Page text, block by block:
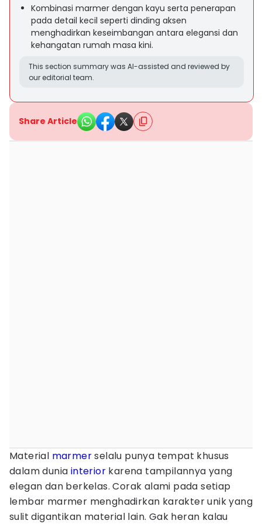
Kombinasi marmer dengan kayu serta penerapan
pada detail kecil seperti dinding aksen
menghadirkan keseimbangan antara elegansi dan
kehangatan rumah masa kini.
This section summary was AI-assisted and reviewed by
our editorial team.
Share Article
Material marmerselalu punya tempat khusus
dalam dunia interior karena tampilannya yang
elegan dan berkelas. Corak alami pada setiap
lembar marmer menghadirkan karakter unik yang
sulit digantikan material lain. Gak heran kalau